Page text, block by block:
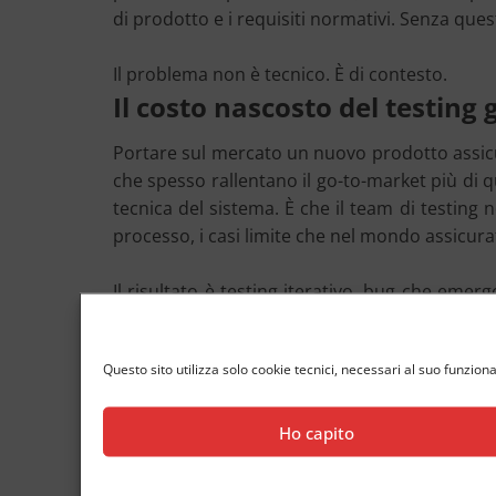
Questo sito utilizza solo cookie tecnici, necessari al suo
Ho capito
di prodotto e i requisiti normativi. Senza
Il problema non è tecnico. È di contesto.
Il costo nascosto del testing
Portare sul mercato un nuovo prodotto
che spesso rallentano il go-to-market più di
tecnica del sistema. È che il team di testing
processo, i casi limite che nel mondo
Il risultato è testing iterativo, bug che
di ragionare sui test casi come ragiona un
Questo significa progettare scenari di test